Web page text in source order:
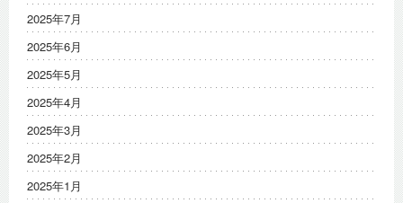
2025年7月
2025年6月
2025年5月
2025年4月
2025年3月
2025年2月
2025年1月